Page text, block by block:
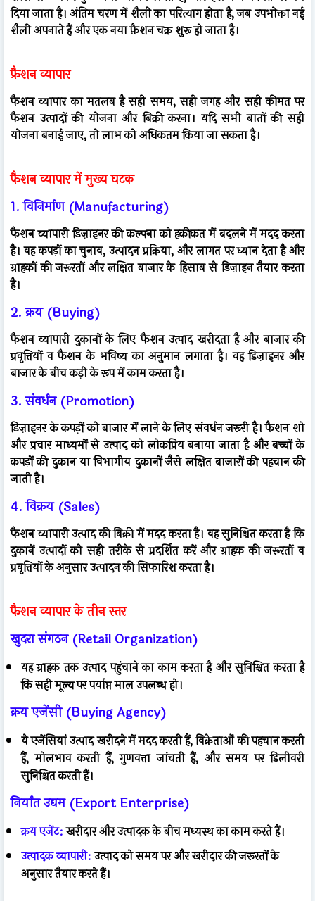
दिया जाता है। अंतिम चरण में शैली का परित्याग होता है, जब उपभोक्ता नई
शैली अपनाते हैं और एक नया फ़ैशन चक्र शुरू हो जाता है।
फ़ैशन व्यापार
फैशन व्यापार का मतलब है सही समय, सही जगह और सही कीमत पर
फैशन उत्पादों की योजना और बिक्री करना। यदि सभी बातों की सही
योजना बनाई जाए, तो लाभ को अधिकतम किया जा सकता है।
फैशन व्यापार में मुख्य घटक
1. विनिर्माण (Manufacturing)
फैशन व्यापारी डिज़ाइनर की कल्पना को हकीकत में बदलने में मदद करता
है। वह कपड़ों का चुनाव, उत्पादन प्रक्रिया, और लागत पर ध्यान देता है और
ग्राहकों की जरूरतों और लक्षित बाजार के हिसाब से डिज़ाइन तैयार करता
है।
2. क्रय (Buying)
फैशन व्यापारी दुकानों के लिए फैशन उत्पाद खरीदता है और बाजार की
प्रवृत्तियों व फैशन के भविष्य का अनुमान लगाता है। वह डिज़ाइनर और
बाजार के बीच कड़ी के रूप में काम करता है।
3. संवर्धन (Promotion)
डिज़ाइनर के कपड़ों को बाजार में लाने के लिए संवर्धन जरूरी है। फैशन शो
और प्रचार माध्यमों से उत्पाद को लोकप्रिय बनाया जाता है और बच्चों के
कपड़ों की दुकान या विभागीय दुकानों जैसे लक्षित बाजारों की पहचान की
जाती है।
4. विक्रय (Sales)
फैशन व्यापारी उत्पाद की बिक्री में मदद करता है। वह सुनिश्चित करता है कि
दुकानें उत्पादों को सही तरीके से प्रदर्शित करें और ग्राहक की जरूरतों व
प्रवृत्तियों के अनुसार उत्पादन की सिफारिश करता है।
फैशन व्यापार के तीन स्तर
खुदरा संगठन (Retail Organization)
यह ग्राहक तक उत्पाद पहुंचाने का काम करता है और सुनिश्चित करता है
कि सही मूल्य पर पर्याप्त माल उपलब्ध हो।
क्रय एजेंसी (Buying Agency)
ये एजेंसियां उत्पाद खरीदने में मदद करती हैं, विक्रेताओं की पहचान करती
हैं, मोलभाव करती हैं, गुणवत्ता जांचती हैं, और समय पर डिलीवरी
सुनिश्चित करती हैं।
निर्यात उद्यम (Export Enterprise)
क्रय एजेंट:खरीदार और उत्पादक के बीच मध्यस्थ का काम करते हैं।
उत्पादक व्यापारी: उत्पाद को समय पर और खरीदार की जरूरतों के
अनुसार तैयार करते हैं।